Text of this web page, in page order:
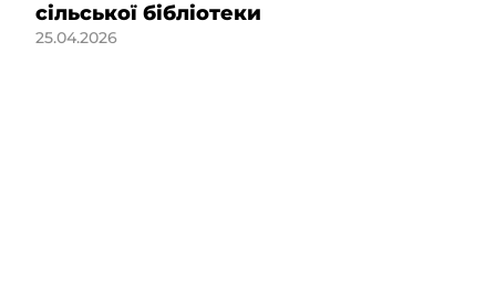
сільської бібліотеки
25.04.2026